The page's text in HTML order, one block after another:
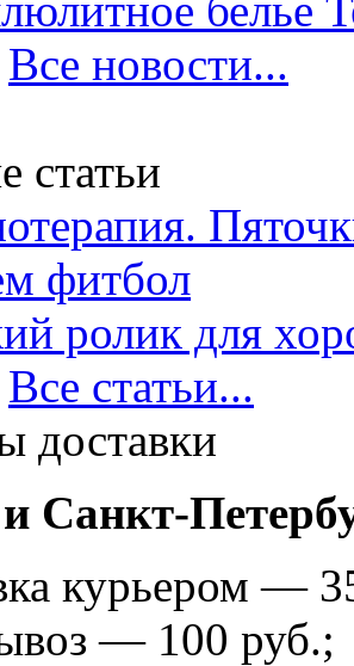
Все новости...
статьи
фитбол
ролик для
Все статьи...
доставки
Санкт-
курьером —
— 100 руб.;